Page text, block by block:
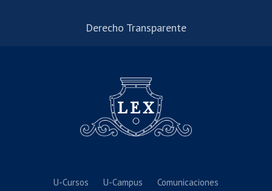
Derecho Transparente
U-Cursos U-Campus Comunicaciones